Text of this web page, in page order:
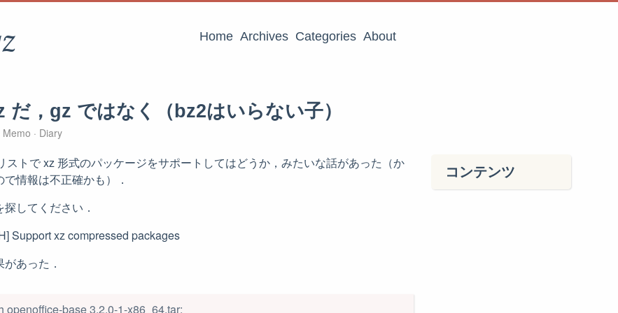
Home Archives Categories About
だ，gz ではなく（bz2はいらない子）
Memo Diary
コンテンツ
ストで xz 形式のパッケージをサポートしてはどうか，みたいな話があった（か
情報は不正確かも）．
してください．
Support xz compressed packages
あった．
openoffice-base 3.2.0-1-x86_64.tar: